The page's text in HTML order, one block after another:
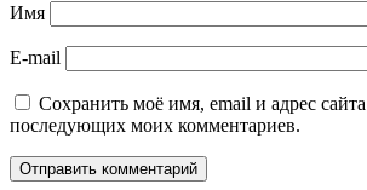
Имя
E-mail
Сохранить моё имя, email и адрес
последующих моих комментариев.